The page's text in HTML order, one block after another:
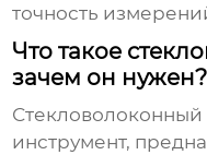
точность
Что такое
зачем он нужен?
Стекловолоконный
инструмент,